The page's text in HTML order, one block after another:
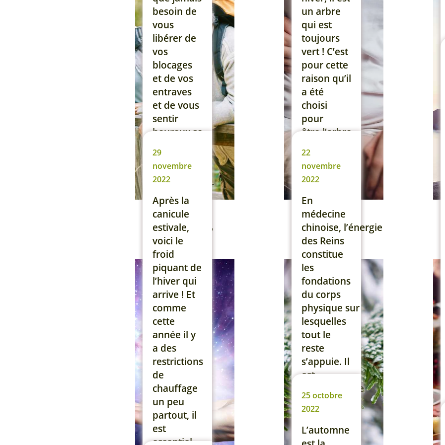
c’est ce
que vous
souhaitez
plutôt que
de vivre
une fin de
vie en
étant
malade et
affaibli·e !
Lire la suite
lisez les
premières
lignes de
cet article !
En
médecine
chinoise,
la vésicule
biliaire
stocke la
Lire la suite
besoin de
vous
libérer de
vos
blocages
et de vos
entraves
et de vous
sentir
heureux·se
vie. Pour
vous
accompagner
et vous
aider
efficacement,
les
thérapeutes
et coachs
d’aujourd’hui
doivent
absolument
utiliser des
techniques
qui
agissent
vite tout
en vous
apprenant
à devenir
[…]
un arbre
qui est
toujours
vert ! C’est
pour cette
raison qu’il
a été
choisi
pour
être l’arbre
s’agit bien-
sûr du
sapin ! Et
aujourd’hui
j’ai décidé
de vous
parler plus
précisément
du sapin
baumier
(Abies
balsamea).
Les
bienfaits
de l’huile
essentielle
de sapin
Le sapin
baumier :
[…]
29
novembre
2022
Après la
canicule
estivale,
voici le
froid
piquant de
l’hiver qui
arrive ! Et
comme
cette
année il y
a des
restrictions
de
chauffage
un peu
partout, il
est
essentiel
22
novembre
2022
En
médecine
chinoise, l’énergie
des Reins
constitue
les
fondations
du corps
physique sur
lesquelles
tout le
reste
s’appuie. Il
est
indispensable
que
l’énergie
de vos
Reins soit
25 octobre
2022
L’automne